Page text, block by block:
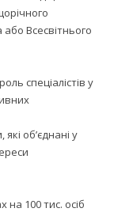
або Всесвітнього
спеціалістів у
об’єднані у
на 100 тис. осіб